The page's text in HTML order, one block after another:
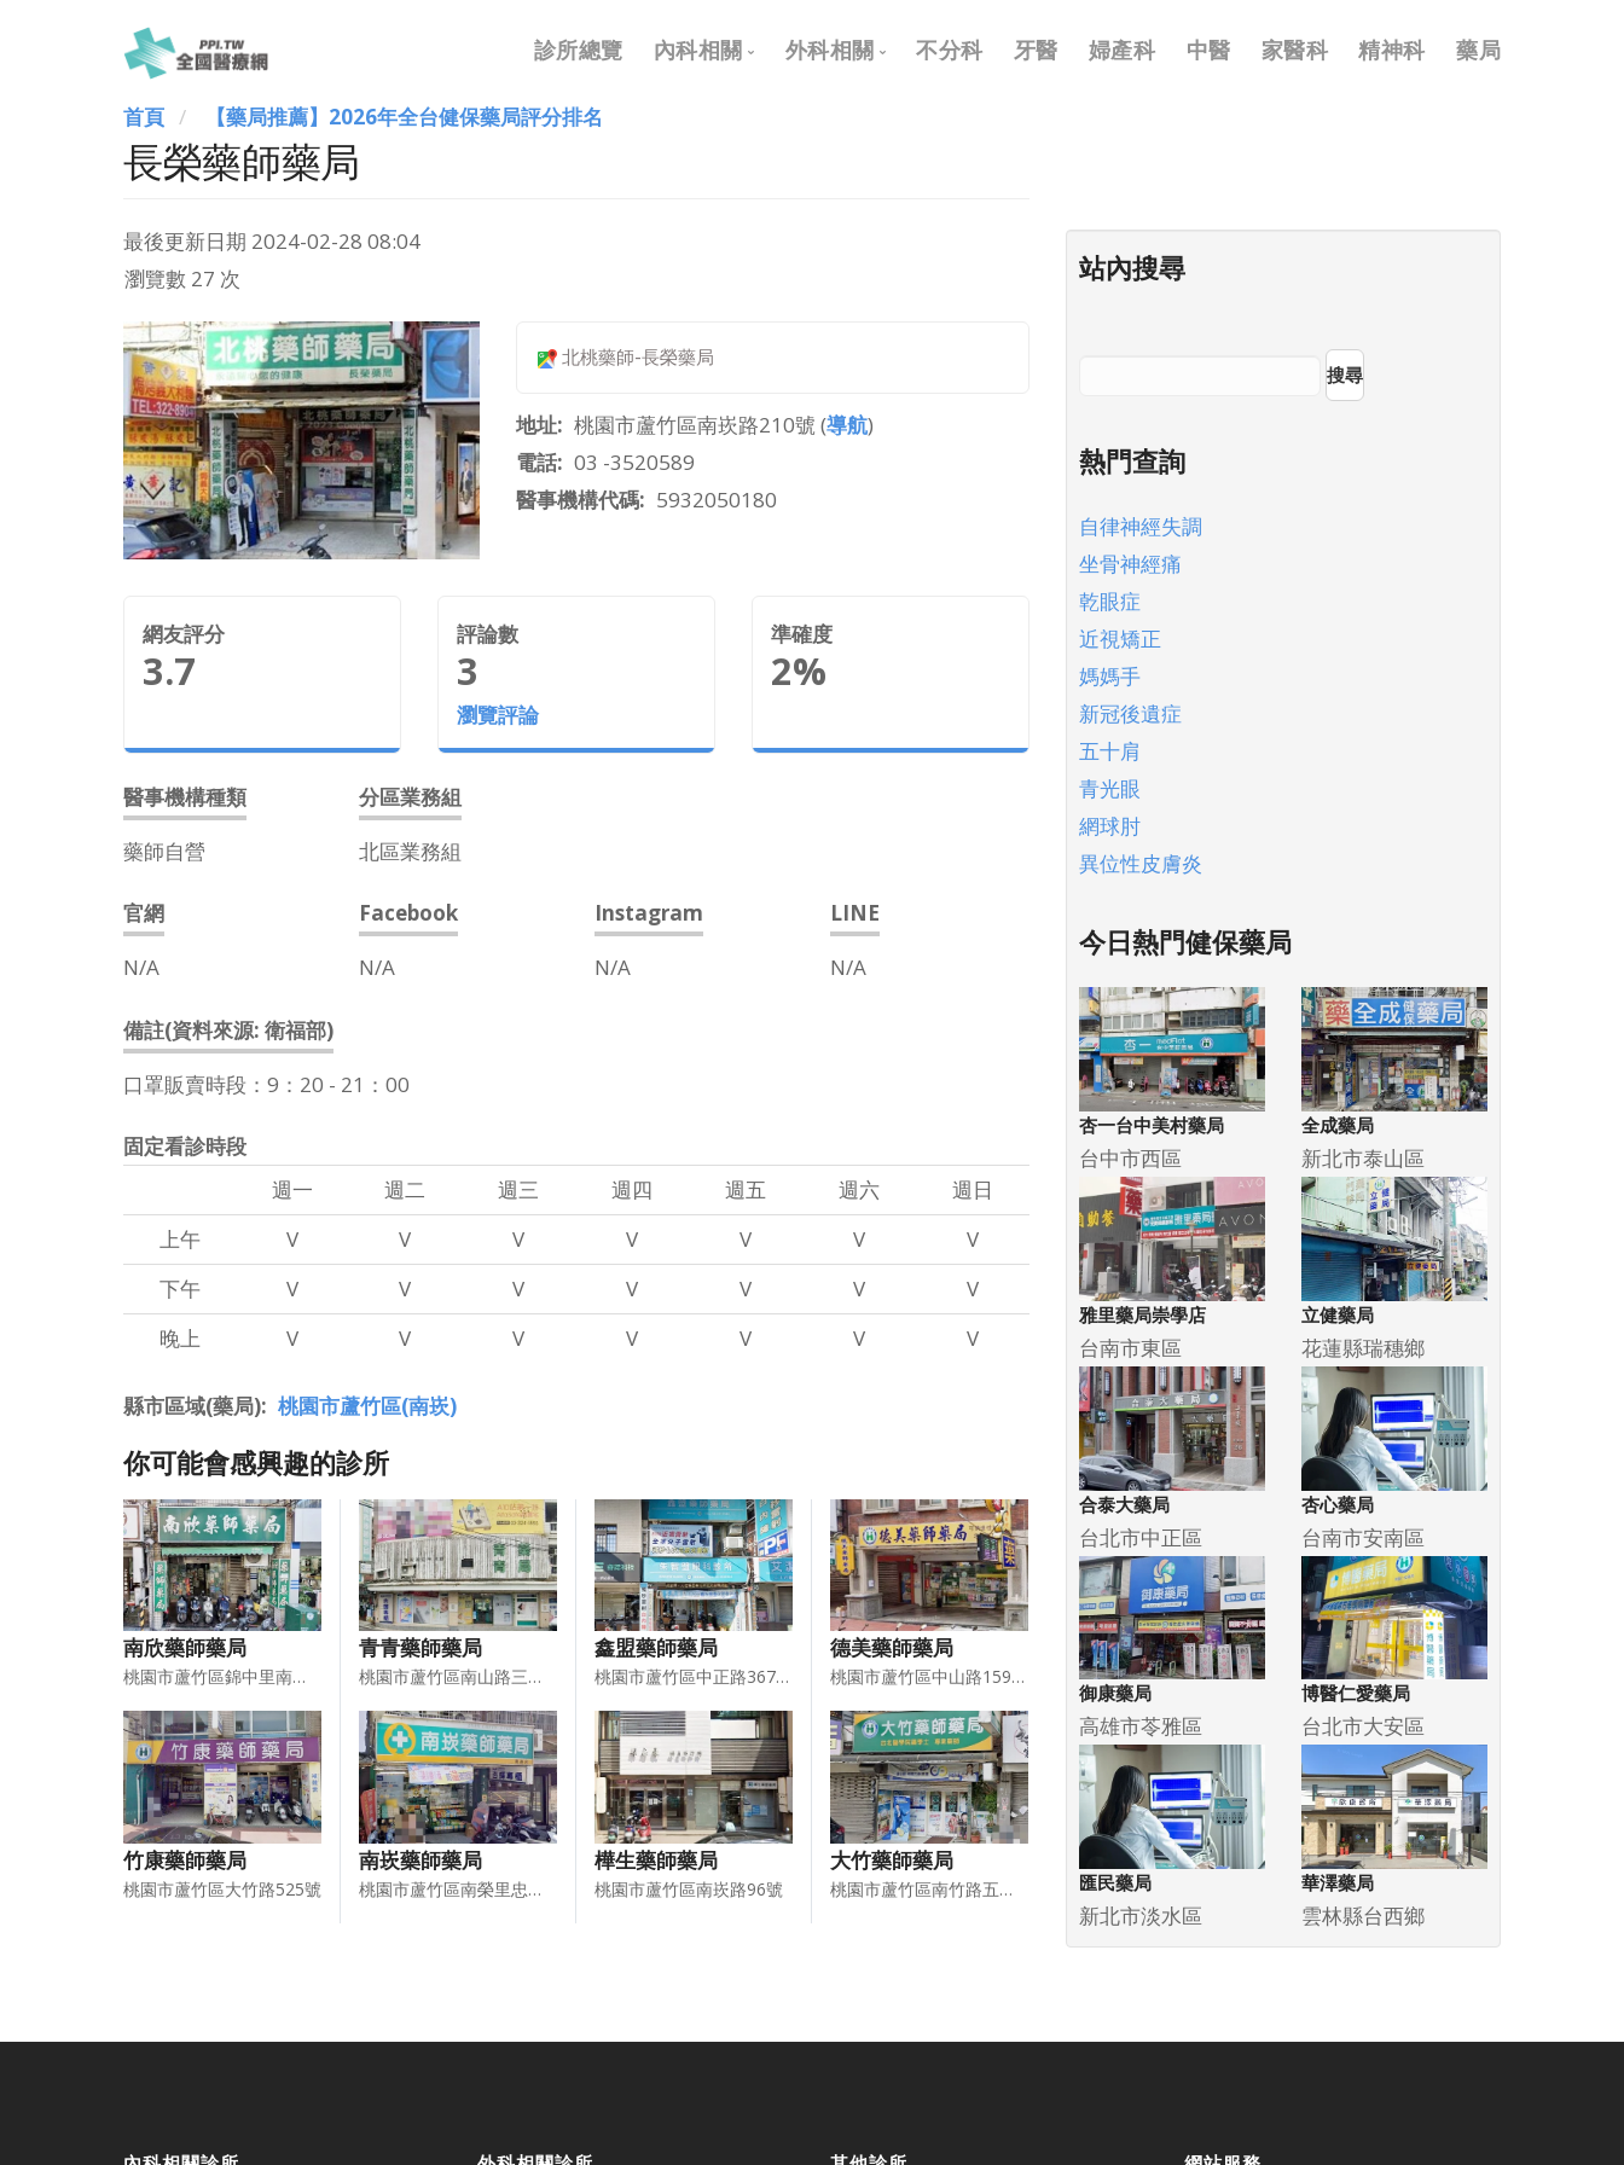
Main
navigation
診所總覽 內科相關 外科相關
整形外科
不分科 牙醫 婦產科 中醫 家醫科 精神科 藥局
首頁 【藥局推薦】2026年全台健保藥局評分排名
長榮藥師藥局
最後更新日期 2024-02-28 08:04
瀏覽數 27 次
北桃藥師-長榮藥局
地址 桃園市蘆竹區南崁路210號 (導航)
電話
03 -3520589
醫事機構代碼
5932050180
網友評分
3.7
評論數
3
瀏覽評論
準確度
2%
醫事機構種類
藥師自營
分區業務組
北區業務組
官網
N/A
Facebook
N/A
Instagram
N/A
LINE
N/A
備註(資料來源: 衛福部)
口罩販賣時段：9：20 - 21：00
固定看診時段
週一
週二 週三 週四 週五 週六
週日
上午
V V V V V V
V
下午
V V V V V V
V
晚上
V V V V V V V
縣市區域(藥局) 桃園市蘆竹區(南崁)
你可能會感興趣的診所
南欣藥師藥局
桃園市蘆竹區錦中里南崁路205號
青青藥師藥局
桃園市蘆竹區南山路三段313號1樓
鑫盟藥師藥局
桃園市蘆竹區中正路367號2樓
德美藥師藥局
桃園市蘆竹區中山路159號1樓
竹康藥師藥局
桃園市蘆竹區大竹路525號
南崁藥師藥局
桃園市蘆竹區南榮里忠孝西路3號之1樓
樺生藥師藥局
桃園市蘆竹區南崁路96號
大竹藥師藥局
桃園市蘆竹區南竹路五段二五九號
站內搜尋
搜尋
熱門查詢
自律神經失調
坐骨神經痛
乾眼症
近視矯正
媽媽手
新冠後遺症
五十肩
青光眼
網球肘
異位性皮膚炎
今日熱門健保藥局
杏一台中美村藥局
台中市西區
全成藥局
新北市泰山區
雅里藥局崇學店
台南市東區
立健藥局
花蓮縣瑞穗鄉
合泰大藥局
台北市中正區
杏心藥局
台南市安南區
御康藥局
高雄市苓雅區
博醫仁愛藥局
台北市大安區
匯民藥局
新北市淡水區
華澤藥局
雲林縣台西鄉